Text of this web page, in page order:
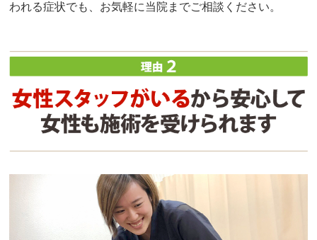
われる症状でも、お気軽に当院までご相談ください。